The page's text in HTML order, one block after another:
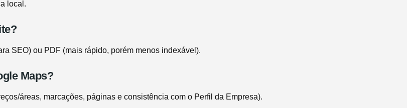
local.
SEO) ou PDF (mais rápido, porém menos indexável).
Maps?
áreas, marcações, páginas e consistência com o Perfil da Empresa).